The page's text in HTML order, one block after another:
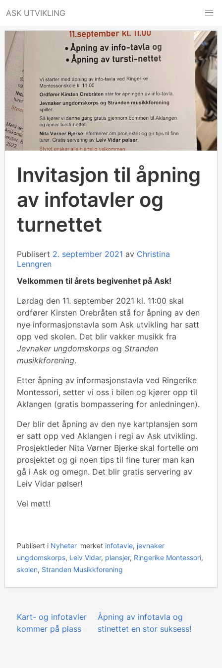
til
innhold
ASK UTVIKLING
Invitasjon til åpning
av infotavler og
turnettet
Publisert 2. september 2021 av Christina
Lenngren
Velkommen til årets begivenhet på Ask!
Lørdag den 11. september 2021 kl. 11:00 skal
ordfører Kirsten Orebråten stå for åpning av den
nye informasjonstavla som Ask utvikling har satt
opp ved skolen. Det blir vakker musikk fra
Jevnaker ungdomskorps og Stranden
musikkforening.
Etter åpning av informasjonstavla ved Ringerike
Montessori, setter vi oss i bilen og kjører opp til
Aklangen (gratis bompassering for anledningen).
Der blir det åpning av den nye kartplansjen som
er satt opp ved Aklangen i regi av Ask utvikling.
Prosjektleder Nita Vørner Bjerke skal fortelle om
prosjektet og gi noen tips til fine turer man kan
gå i Ask og omegn. Det blir gratis servering av
Leiv Vidar pølser!
Vel møtt!
Publisert i Nyheter merket infotavle, jevnaker
ungdomskorps, Leiv Vidar, plansjer, Ringerike Montessori,
skolen, Stranden Musikkforening
Innleggsnavigasjon
Kart- og infotavler
kommer på plass
Åpning av infotavla og
stinettet en stor suksess!